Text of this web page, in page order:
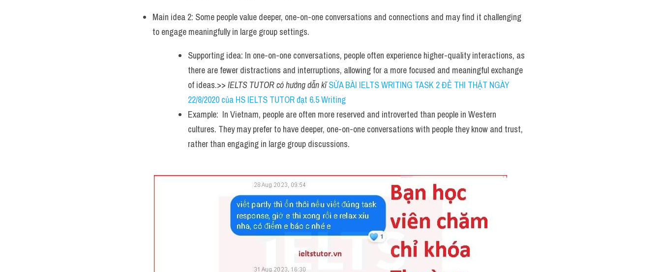
Main idea 2: Some people value deeper, one-on-one conversations and connections and may find it challenging
to engage meaningfully in large group settings.
Supporting idea: In one-on-one conversations, people often experience higher-quality interactions, as
there are fewer distractions and interruptions, allowing for a more focused and meaningful exchange
of ideas.>> IELTS TUTOR có hướng dẫn kĩ SỬA BÀI IELTS WRITING TASK 2 ĐỀ THI THẬT NGÀY
22/8/2020 của HS IELTS TUTOR đạt 6.5 Writing
Example:  In Vietnam, people are often more reserved and introverted than people in Western
cultures. They may prefer to have deeper, one-on-one conversations with people they know and trust,
rather than engaging in large group discussions.